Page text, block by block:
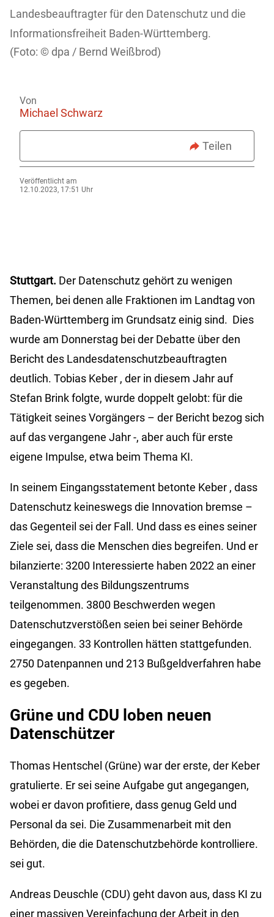
Landesbeauftragter für den Datenschutz und die
Informationsfreiheit Baden-Württemberg.
dpa / Bernd Weißbrod)
Von
Michael Schwarz
Teilen
Veröffentlicht am
12.10.2023, 17:51 Uhr
Stuttgart. Der Datenschutz gehört zu wenigen
Themen, bei denen alle Fraktionen im Landtag von
Baden-Württemberg im Grundsatz einig sind. Dies
wurde am Donnerstag bei der Debatte über den
Bericht des Landesdatenschutzbeauftragten
deutlich. Tobias Keber , der in diesem Jahr auf
Stefan Brink folgte, wurde doppelt gelobt: für die
Tätigkeit seines Vorgängers – der Bericht bezog sich
auf das vergangene Jahr -, aber auch für erste
eigene Impulse, etwa beim Thema KI.
In seinem Eingangsstatement betonte Keber , dass
Datenschutz keineswegs die Innovation bremse –
das Gegenteil sei der Fall. Und dass es eines seiner
Ziele sei, dass die Menschen dies begreifen. Und er
bilanzierte: 3200 Interessierte haben 2022 an einer
Veranstaltung des Bildungszentrums
teilgenommen. 3800 Beschwerden wegen
Datenschutzverstößen seien bei seiner Behörde
eingegangen. 33 Kontrollen hätten stattgefunden.
2750 Datenpannen und 213 Bußgeldverfahren habe
es gegeben.
Grüne und CDU loben neuen
Datenschützer
Thomas Hentschel (Grüne) war der erste, der Keber
gratulierte. Er sei seine Aufgabe gut angegangen,
wobei er davon profitiere, dass genug Geld und
Personal da sei. Die Zusammenarbeit mit den
Behörden, die die Datenschutzbehörde kontrolliere.
sei gut.
Andreas Deuschle (CDU) geht davon aus, dass KI zu
einer massiven Vereinfachung der Arbeit in den